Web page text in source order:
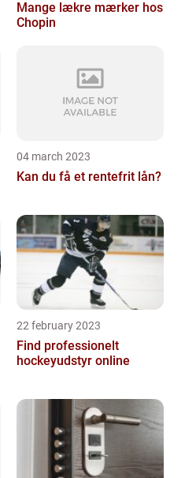
Mange lækre mærker hos
Chopin
04 march 2023
Kan du få et rentefrit lån?
22 february 2023
Find professionelt
hockeyudstyr online